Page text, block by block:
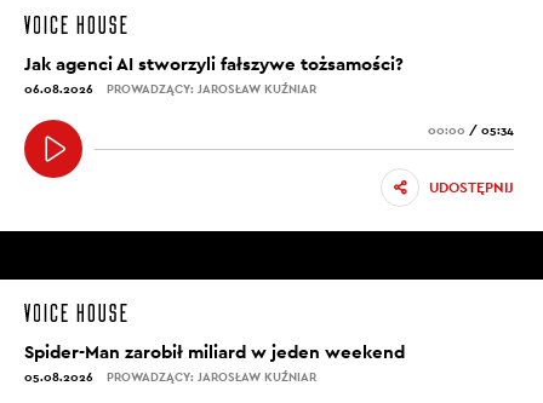
Jak agenci AI stworzyli fałszywe tożsamości?
06.08.2026 PROWADZĄCY: JAROSŁAW KUŹNIAR
00:00 / 05:34
UDOSTĘPNIJ
Spider-Man zarobił miliard w jeden weekend
05.08.2026 PROWADZĄCY: JAROSŁAW KUŹNIAR